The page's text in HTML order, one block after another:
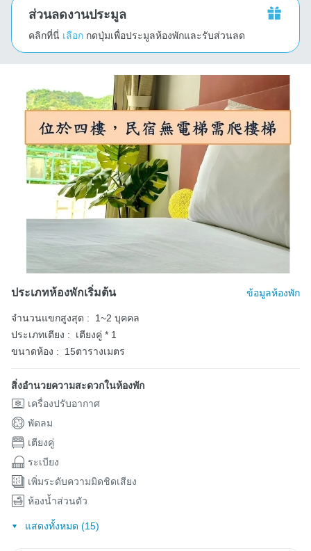
ส่วนลดงานประมูล
คลิกที่นี่ เลือก กดปุ่มเพื่อประมูลห้องพักและรับส่วนลด
ประเภทห้องพักเริ่มต้น ข้อมูลห้องพัก
จำนวนแขกสูงสุด :
1~2 บุคคล
ประเภทเตียง :
เตียงคู่ * 1
ขนาดห้อง :
15ตารางเมตร
สิ่งอำนวยความสะดวกในห้องพัก
เครื่องปรับอากาศ
พัดลม
เตียงคู่
ระเบียง
เพิ่มระดับความมิดชิดเสียง
ห้องน้ำส่วนตัว
แสดงทั้งหมด (15)